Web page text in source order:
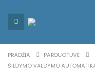
PRADŽIA
PARDUOTUVĖ
ŠILDYMO VALDYMO